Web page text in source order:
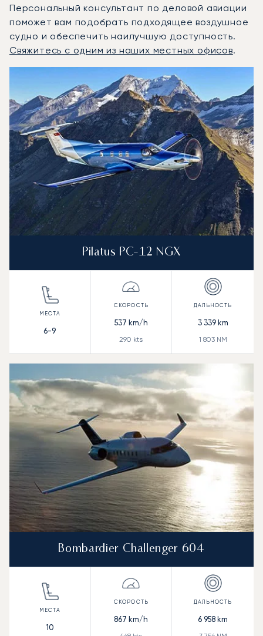
Персональный консультант по деловой авиации
поможет вам подобрать подходящее воздушное
судно и обеспечить наилучшую доступность.
Свяжитесь с одним из наших местных офисов.
Фото воздушного судна Модель воздушного судна
Скорость (км/ч)
Скорость (узлы)
Дальность (NM)
Pilatus PC-12 NGX
6-9
537 km/h
290 kts
3 339km
1 803NM
Bombardier Challenger 604
10
867 km/h 6 958 km